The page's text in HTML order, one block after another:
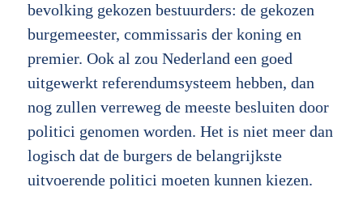
bevolking gekozen bestuurders: de gekozen
burgemeester, commissaris der koning en
premier. Ook al zou Nederland een goed
uitgewerkt referendumsysteem hebben, dan
nog zullen verreweg de meeste besluiten door
politici genomen worden. Het is niet meer dan
logisch dat de burgers de belangrijkste
uitvoerende politici moeten kunnen kiezen.